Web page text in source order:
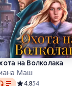
на Волколака
Маш
Средний рейтинг 4,8
4,854